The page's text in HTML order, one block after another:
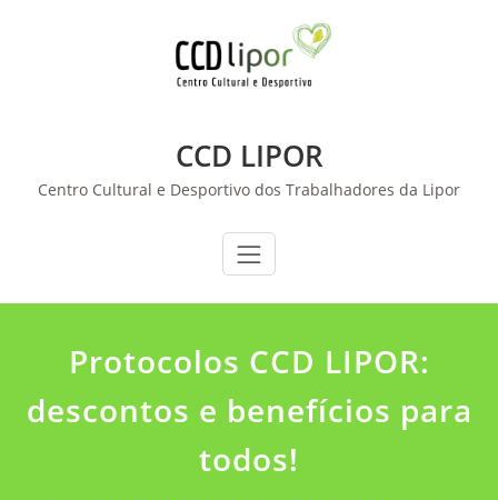
CCD LIPOR
Centro Cultural e Desportivo dos Trabalhadores da Lipor
Protocolos CCD LIPOR:
descontos e benefícios para
todos!